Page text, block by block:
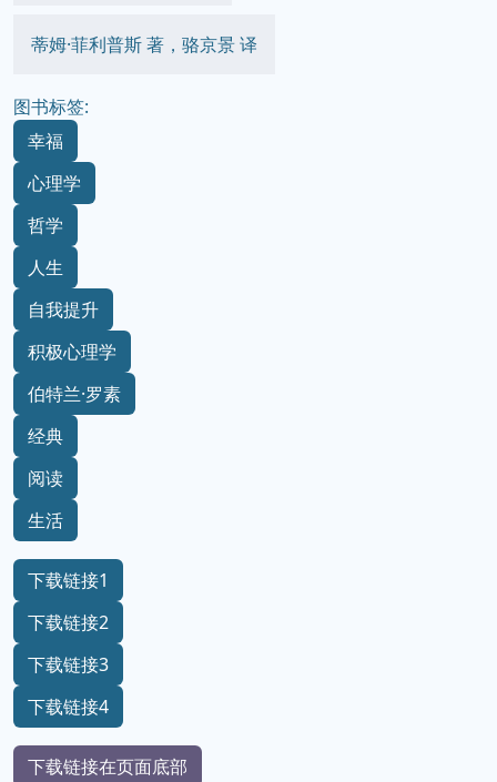
蒂姆·菲利普斯 著，骆京景 译
图书标签:
幸福
心理学
哲学
人生
自我提升
积极心理学
伯特兰·罗素
经典
阅读
生活
下载链接1
下载链接2
下载链接3
下载链接4
下载链接在页面底部